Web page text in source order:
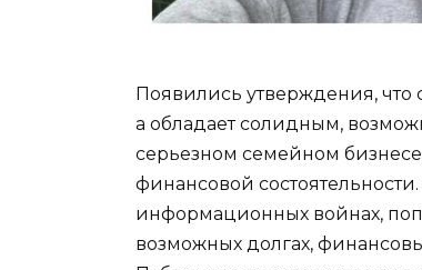
Появились утверждения, что
а обладает солидным,
серьезном семейном
финансовой
информационных войнах,
возможных долгах,